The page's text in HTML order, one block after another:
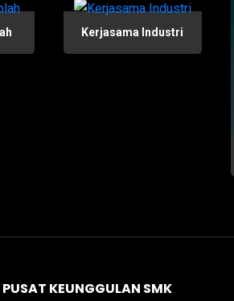
Kerjasama Industri
KEUNGGULAN SMK